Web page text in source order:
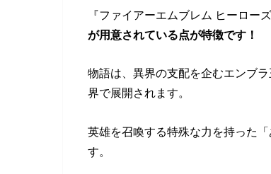
『ファイアーエムブレム ヒーローズ
が用意されている点が特徴です！
物語は、異界の支配を企むエンブ
界で展開されます。
英雄を召喚する特殊な力を持った
す。